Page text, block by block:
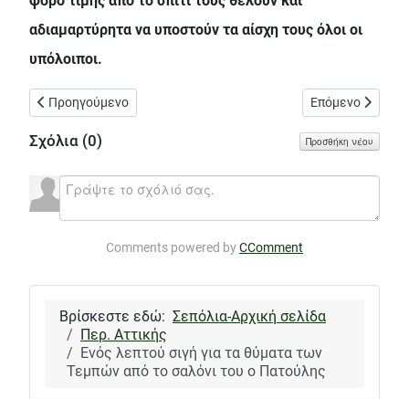
αδιαμαρτύρητα να υποστούν τα αίσχη τους όλοι οι
υπόλοιποι.
Προηγούμενο άρθρο: Ενάντια στην ιδιωτικοποίηση της
Προηγούμενο Επόμενο άρθρο:
Επόμενο
Σχόλια (0) Προσθήκη νέου
Comments powered byCComment
Βρίσκεστε εδώ: Σεπόλια-Αρχική σελίδα
Περ. Αττικής
Ενός λεπτού σιγή για τα θύματα των
Τεμπών από το σαλόνι του ο Πατούλης